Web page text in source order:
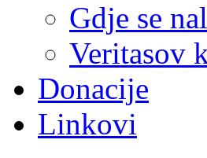
Gdje se
Veritasov
Donacije
Linkovi